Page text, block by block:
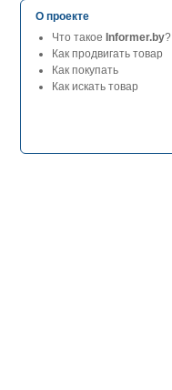
О проекте
Что такое Informer.by?
Как продвигать товар
Как покупать
Как искать товар